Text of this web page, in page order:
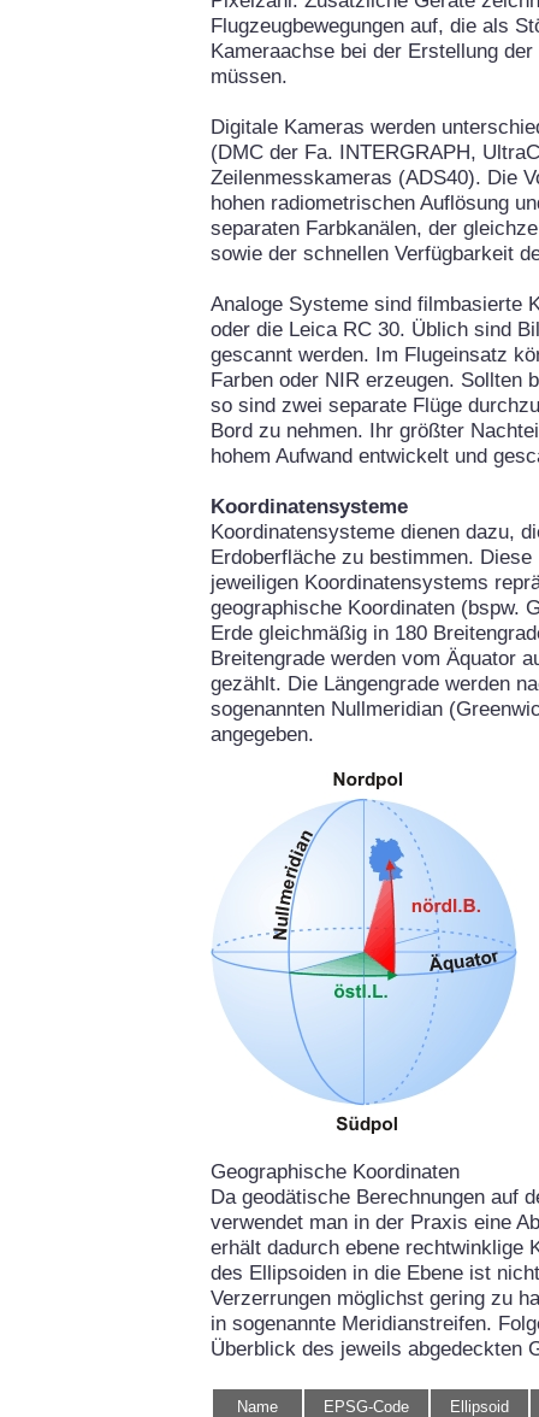
Flugzeugbewegungen auf, die als
Kameraachse bei der Erstellung
müssen.
Digitale Kameras werden
(DMC der Fa. INTERGRAPH,
Zeilenmesskameras (ADS40). Die
hohen radiometrischen Auflösung
separaten Farbkanälen, der
sowie der schnellen Verfügbarkeit
Analoge Systeme sind filmbasierte
oder die Leica RC 30. Üblich sind
gescannt werden. Im Flugeinsatz
Farben oder NIR erzeugen. Sollten
so sind zwei separate Flüge
Bord zu nehmen. Ihr größter
hohem Aufwand entwickelt und
Koordinatensysteme
Koordinatensysteme dienen dazu,
Erdoberfläche zu bestimmen.
jeweiligen Koordinatensystems
geographische Koordinaten (bspw.
Erde gleichmäßig in 180
Breitengrade werden vom Äquator
gezählt. Die Längengrade werden
sogenannten Nullmeridian
angegeben.
Geographische Koordinaten
Da geodätische Berechnungen auf
verwendet man in der Praxis eine
erhält dadurch ebene rechtwinklige
des Ellipsoiden in die Ebene ist
Verzerrungen möglichst gering zu
in sogenannte Meridianstreifen.
Überblick des jeweils abgedeckten
Name EPSG-Code Ellipsoid